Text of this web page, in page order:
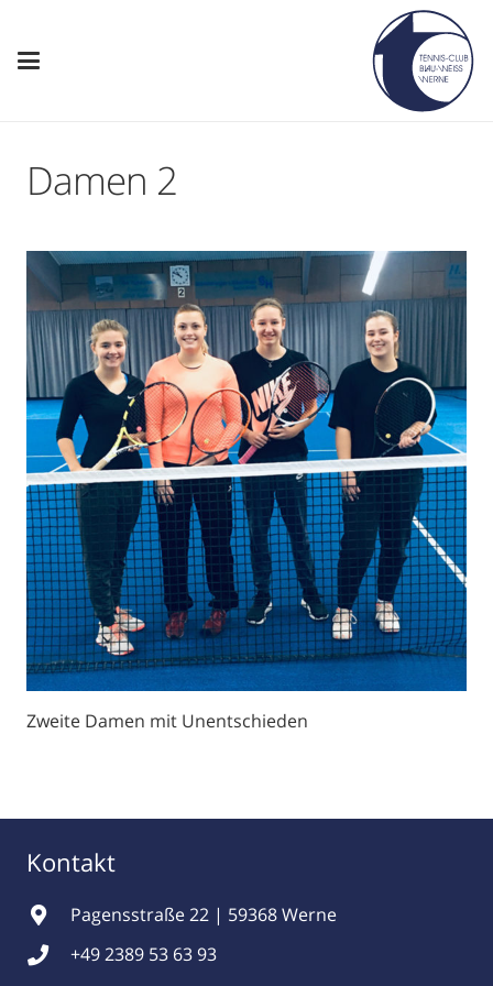
Damen 2
Zweite Damen mit Unentschieden
Kontakt
Pagensstraße 22 | 59368 Werne
+49 2389 53 63 93